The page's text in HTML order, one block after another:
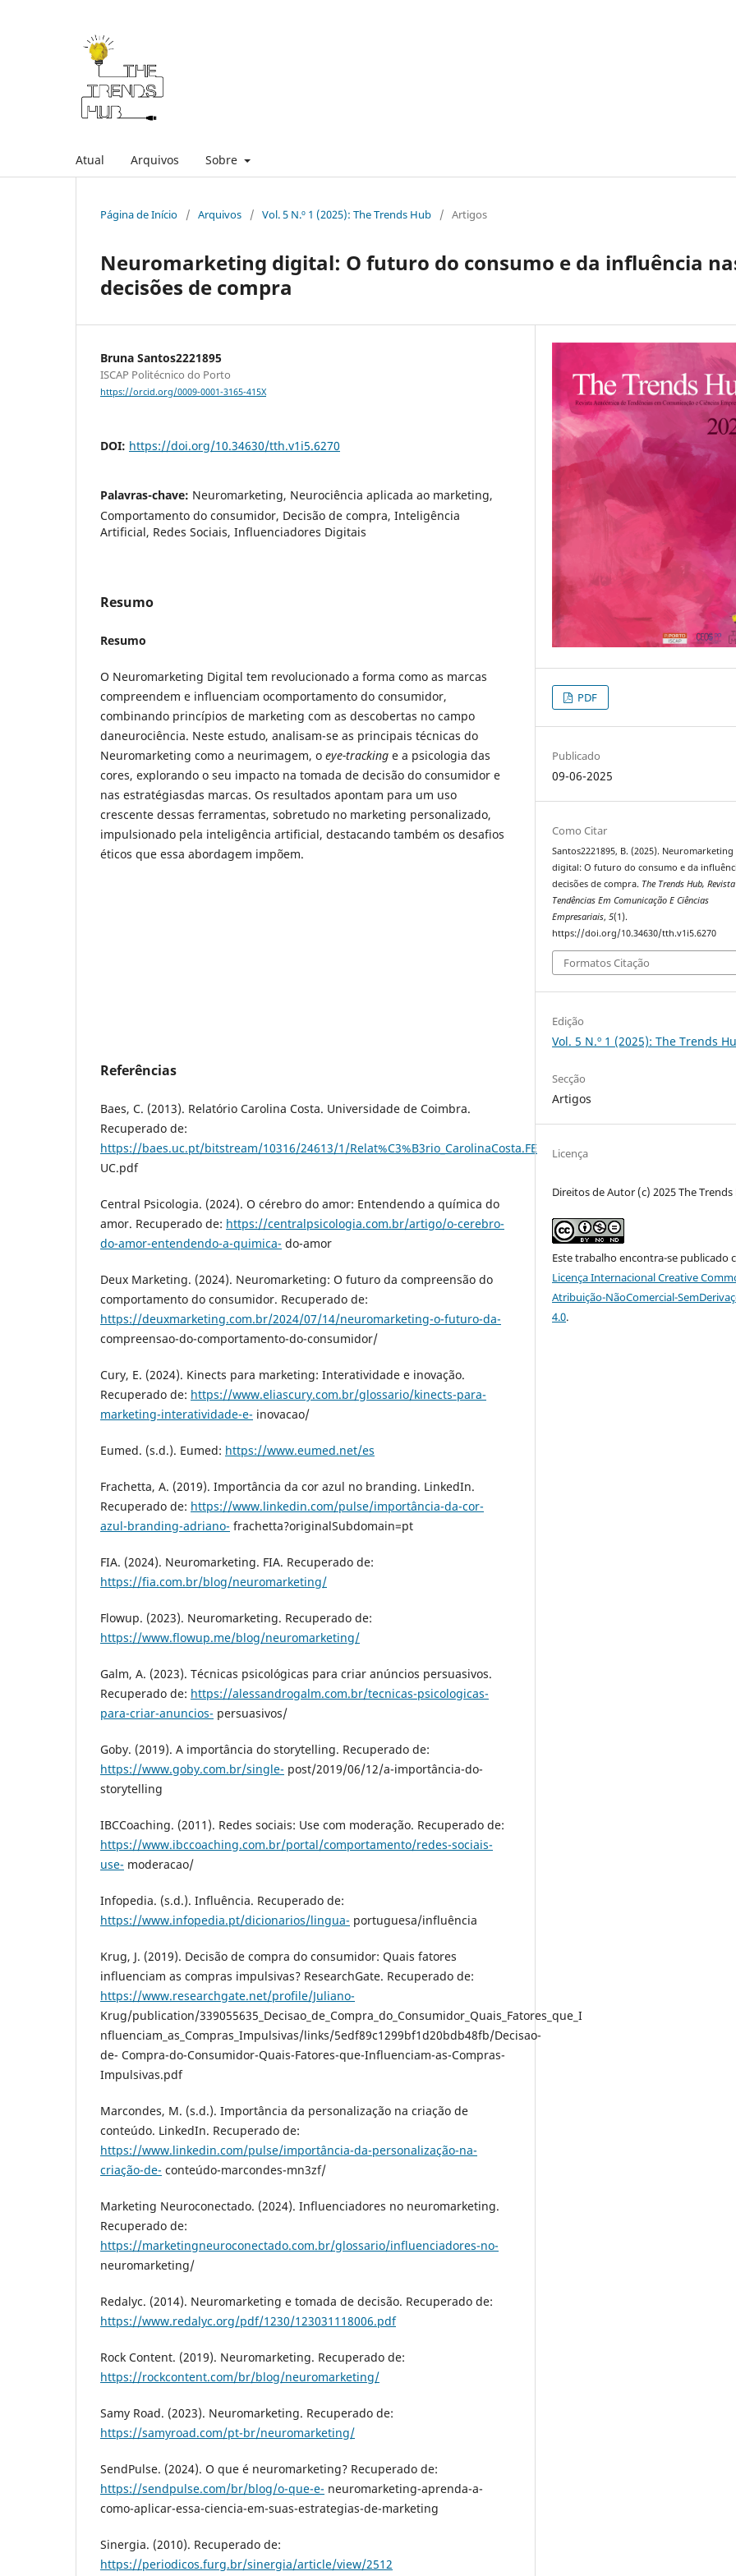
Atual Arquivos Sobre
Página de Início / Arquivos / Vol. 5 N.º 1 (2025): The Trends Hub / Artigos
Neuromarketing digital: O futuro do consumo e da influência
decisões de compra
Bruna Santos2221895
ISCAP Politécnico do Porto
https://orcid.org/0009-0001-3165-415X
DOI: https://doi.org/10.34630/tth.v1i5.6270
Palavras-chave: Neuromarketing, Neurociência aplicada ao marketing,
Comportamento do consumidor, Decisão de compra, Inteligência
Artificial, Redes Sociais, Influenciadores Digitais
Resumo
Resumo
O Neuromarketing Digital tem revolucionado a forma como as marcas
compreendem e influenciam ocomportamento do consumidor,
combinando princípios de marketing com as descobertas no campo
daneurociência. Neste estudo, analisam-se as principais técnicas do
Neuromarketing como a neurimagem, o eye-tracking e a psicologia das
cores, explorando o seu impacto na tomada de decisão do consumidor e
nas estratégiasdas marcas. Os resultados apontam para um uso
crescente dessas ferramentas, sobretudo no marketing personalizado,
impulsionado pela inteligência artificial, destacando também os desafios
éticos que essa abordagem impõem.
Referências
Baes, C. (2013). Relatório Carolina Costa. Universidade de Coimbra.
Recuperado de:
https://baes.uc.pt/bitstream/10316/24613/1/Relat%C3%B3rio_CarolinaCosta.FE
UC.pdf
Central Psicologia. (2024). O cérebro do amor: Entendendo a química do
amor. Recuperado de: https://centralpsicologia.com.br/artigo/o-cerebro-
do-amor-entendendo-a-quimica- do-amor
Deux Marketing. (2024). Neuromarketing: O futuro da compreensão do
comportamento do consumidor. Recuperado de:
https://deuxmarketing.com.br/2024/07/14/neuromarketing-o-futuro-da-
compreensao-do-comportamento-do-consumidor/
Cury, E. (2024). Kinects para marketing: Interatividade e inovação.
Recuperado de: https://www.eliascury.com.br/glossario/kinects-para-
marketing-interatividade-e- inovacao/
Eumed. (s.d.). Eumed: https://www.eumed.net/es
Frachetta, A. (2019). Importância da cor azul no branding. LinkedIn.
Recuperado de: https://www.linkedin.com/pulse/importância-da-cor-
azul-branding-adriano- frachetta?originalSubdomain=pt
FIA. (2024). Neuromarketing. FIA. Recuperado de:
https://fia.com.br/blog/neuromarketing/
Flowup. (2023). Neuromarketing. Recuperado de:
https://www.flowup.me/blog/neuromarketing/
Galm, A. (2023). Técnicas psicológicas para criar anúncios persuasivos.
Recuperado de: https://alessandrogalm.com.br/tecnicas-psicologicas-
para-criar-anuncios- persuasivos/
Goby. (2019). A importância do storytelling. Recuperado de:
https://www.goby.com.br/single- post/2019/06/12/a-importância-do-
storytelling
IBCCoaching. (2011). Redes sociais: Use com moderação. Recuperado de:
https://www.ibccoaching.com.br/portal/comportamento/redes-sociais-
use- moderacao/
Infopedia. (s.d.). Influência. Recuperado de:
https://www.infopedia.pt/dicionarios/lingua- portuguesa/influência
Krug, J. (2019). Decisão de compra do consumidor: Quais fatores
influenciam as compras impulsivas? ResearchGate. Recuperado de:
https://www.researchgate.net/profile/Juliano-
Krug/publication/339055635_Decisao_de_Compra_do_Consumidor_Quais_Fatores_que_I
nfluenciam_as_Compras_Impulsivas/links/5edf89c1299bf1d20bdb48fb/Decisao-
de- Compra-do-Consumidor-Quais-Fatores-que-Influenciam-as-Compras-
Impulsivas.pdf
Marcondes, M. (s.d.). Importância da personalização na criação de
conteúdo. LinkedIn. Recuperado de:
https://www.linkedin.com/pulse/importância-da-personalização-na-
criação-de- conteúdo-marcondes-mn3zf/
Marketing Neuroconectado. (2024). Influenciadores no neuromarketing.
Recuperado de:
https://marketingneuroconectado.com.br/glossario/influenciadores-no-
neuromarketing/
Redalyc. (2014). Neuromarketing e tomada de decisão. Recuperado de:
https://www.redalyc.org/pdf/1230/123031118006.pdf
Rock Content. (2019). Neuromarketing. Recuperado de:
https://rockcontent.com/br/blog/neuromarketing/
Samy Road. (2023). Neuromarketing. Recuperado de:
https://samyroad.com/pt-br/neuromarketing/
SendPulse. (2024). O que é neuromarketing? Recuperado de:
https://sendpulse.com/br/blog/o-que-e- neuromarketing-aprenda-a-
como-aplicar-essa-ciencia-em-suas-estrategias-de-marketing
Sinergia. (2010). Recuperado de:
https://periodicos.furg.br/sinergia/article/view/2512
PDF
Publicado
09-06-2025
Como Citar
Santos2221895, B. (2025). Neuromarketing
digital: O futuro do consumo e da
decisões de compra. The Trends Hub,
Tendências Em Comunicação E Ciências
Empresariais,5(1).
https://doi.org/10.34630/tth.v1i5.6270
Formatos Citação
Edição
Vol. 5 N.º 1 (2025): The Trends
Secção
Artigos
Licença
Direitos de Autor (c) 2025 The
Este trabalho encontra-se publicado
Licença Internacional Creative
Atribuição-NãoComercial-
4.0.